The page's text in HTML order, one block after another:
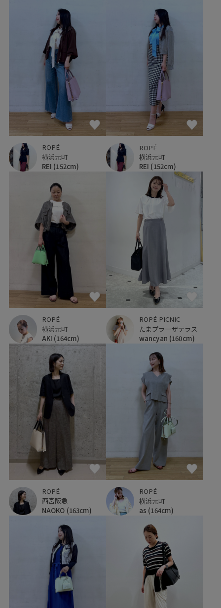
ROPÉ
横浜元町
REI (152cm)
ROPÉ
横浜元町
REI (152cm)
ROPÉ
横浜元町
AKI (164cm)
ROPÉ PICNIC
たまプラーザテラス
wancyan (160cm)
ROPÉ
西宮阪急
NAOKO (163cm)
ROPÉ
横浜元町
as (164cm)